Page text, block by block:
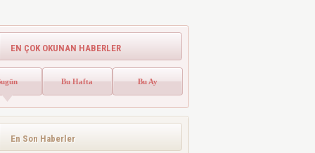
EN ÇOK OKUNAN HABERLER
Bu Hafta Bu Ay
En Son Haberler
Sahipleri Dikkat
Emlak vergisinde gelecek yıl için esas